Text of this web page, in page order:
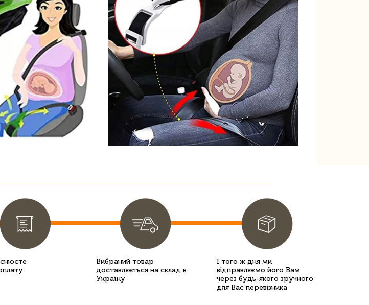
Вибраний товар
доставляється на склад в
Україну
І того ж дня ми
відправляємо його Вам
через будь-якого зручного
для Вас перевізника